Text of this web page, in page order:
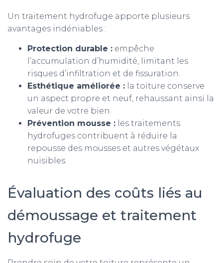
Un traitement hydrofuge apporte plusieurs
avantages indéniables :
Protection durable : empêche
l’accumulation d’humidité, limitant les
risques d’infiltration et de fissuration.
Esthétique améliorée : la toiture conserve
un aspect propre et neuf, rehaussant ainsi la
valeur de votre bien.
Prévention mousse : les traitements
hydrofuges contribuent à réduire la
repousse des mousses et autres végétaux
nuisibles.
Évaluation des coûts liés au
démoussage et traitement
hydrofuge